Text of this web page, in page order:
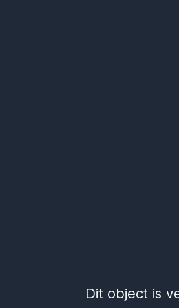
Dit object is